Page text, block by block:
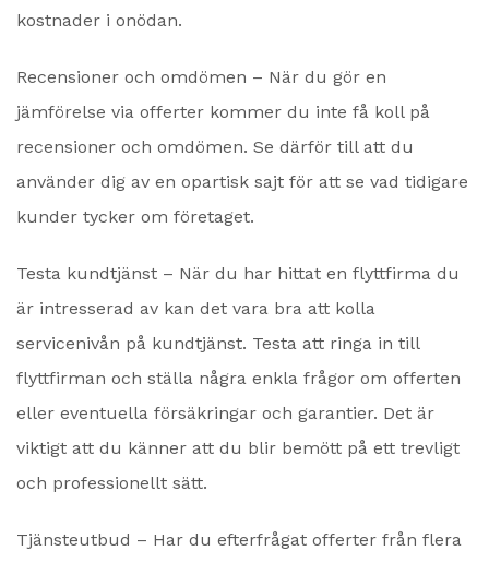
kostnader i onödan.
Recensioner och omdömen – När du gör en
jämförelse via offerter kommer du inte få koll på
recensioner och omdömen. Se därför till att du
använder dig av en opartisk sajt för att se vad tidigare
kunder tycker om företaget.
Testa kundtjänst – När du har hittat en flyttfirma du
är intresserad av kan det vara bra att kolla
servicenivån på kundtjänst. Testa att ringa in till
flyttfirman och ställa några enkla frågor om offerten
eller eventuella försäkringar och garantier. Det är
viktigt att du känner att du blir bemött på ett trevligt
och professionellt sätt.
Tjänsteutbud – Har du efterfrågat offerter från flera